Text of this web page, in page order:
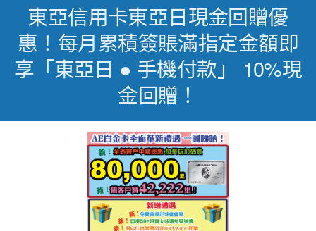
東亞信用卡東亞日現金回贈優
惠！每月累積簽賬滿指定金額即
享「東亞日 ● 手機付款」 10%現
金回贈！